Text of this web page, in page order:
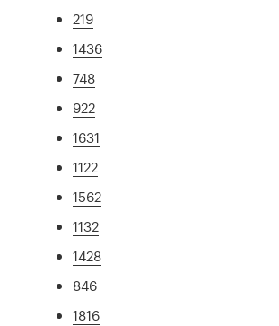
219
1436
748
922
1631
1122
1562
1132
1428
846
1816